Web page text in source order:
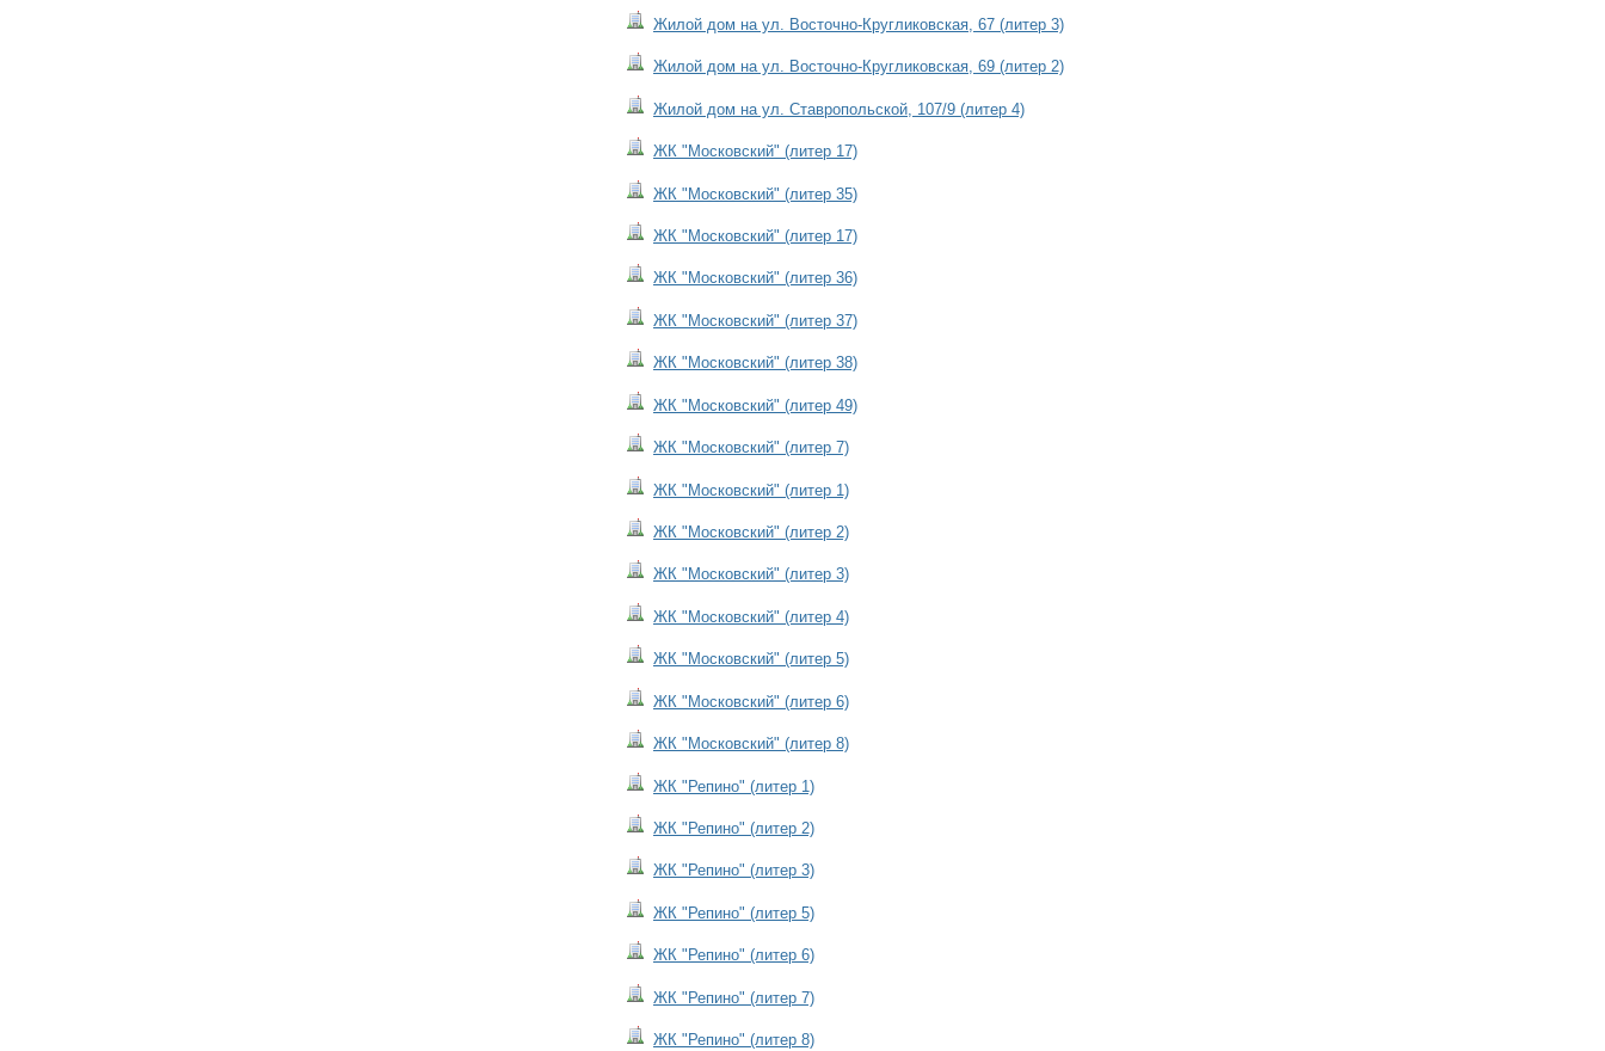
Жилой дом на ул. Восточно-Кругликовская, 67 (литер 3)
Жилой дом на ул. Восточно-Кругликовская, 69 (литер 2)
Жилой дом на ул. Ставропольской, 107/9 (литер 4)
ЖК "Московский" (литер 17)
ЖК "Московский" (литер 35)
ЖК "Московский" (литер 17)
ЖК "Московский" (литер 36)
ЖК "Московский" (литер 37)
ЖК "Московский" (литер 38)
ЖК "Московский" (литер 49)
ЖК "Московский" (литер 7)
ЖК "Московский" (литер 1)
ЖК "Московский" (литер 2)
ЖК "Московский" (литер 3)
ЖК "Московский" (литер 4)
ЖК "Московский" (литер 5)
ЖК "Московский" (литер 6)
ЖК "Московский" (литер 8)
ЖК "Репино" (литер 1)
ЖК "Репино" (литер 2)
ЖК "Репино" (литер 3)
ЖК "Репино" (литер 5)
ЖК "Репино" (литер 6)
ЖК "Репино" (литер 7)
ЖК "Репино" (литер 8)